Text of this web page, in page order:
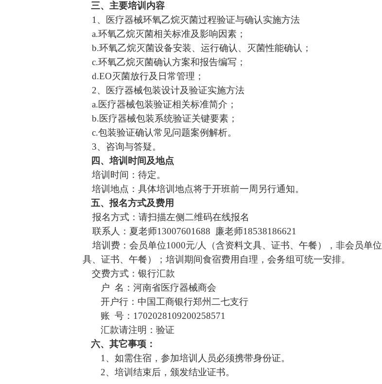
三、主要培训内容
1 、医疗器械环氧乙烷灭菌过程验证与确认实施方法
a.环氧乙烷灭菌相关标准及影响因素；
b.环氧乙烷灭菌设备安装、运行确认 、
灭菌性能确认；
c.环氧乙烷灭菌确认方案和报告编写 ；
d.EO灭菌放行及日常管理；
2、医疗器械包装设计及验证实施方法
a.医疗器械包装验证相关标准简介；
b.医疗器械包装系统验证关键要素；
c.包装验证确认常见问题案例解析。
3、 咨询与答疑。
四、培训时间及地点
培训时间： 待定。
培训地点：具体培训地点将于开班前一周另行通知。
五、报名方式及费用
报名方式：请扫描左侧二维码在线报名
联系人：夏老师13007601688 廉老师18538186621
培训费：会员单位1000元/人（含资料文具、证书、午餐），非会员单位
具、证书、午餐）；培训期间食宿费用自理，会务组可统一安排。
交费方式：银行汇款
户 名：河南省医疗器械商会
开户行：中国工商银行郑州二七支行
账 号： 1702028109200258571
汇款请注明：验证
六、其它事项：
1、如需住宿，参加培训人员必须携带身份证。
2、培训结束后，颁发结业证书。